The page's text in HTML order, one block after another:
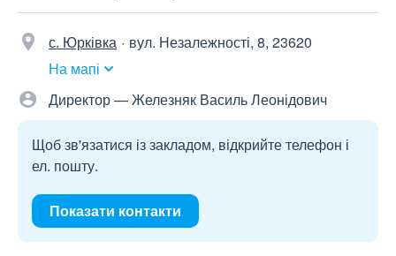
с. Юрківка
вул. Незалежності, 8, 23620
На мапі
Директор — Железняк Василь Леонідович
Щоб зв'язатися із закладом, відкрийте телефон і
ел. пошту.
Показати контакти